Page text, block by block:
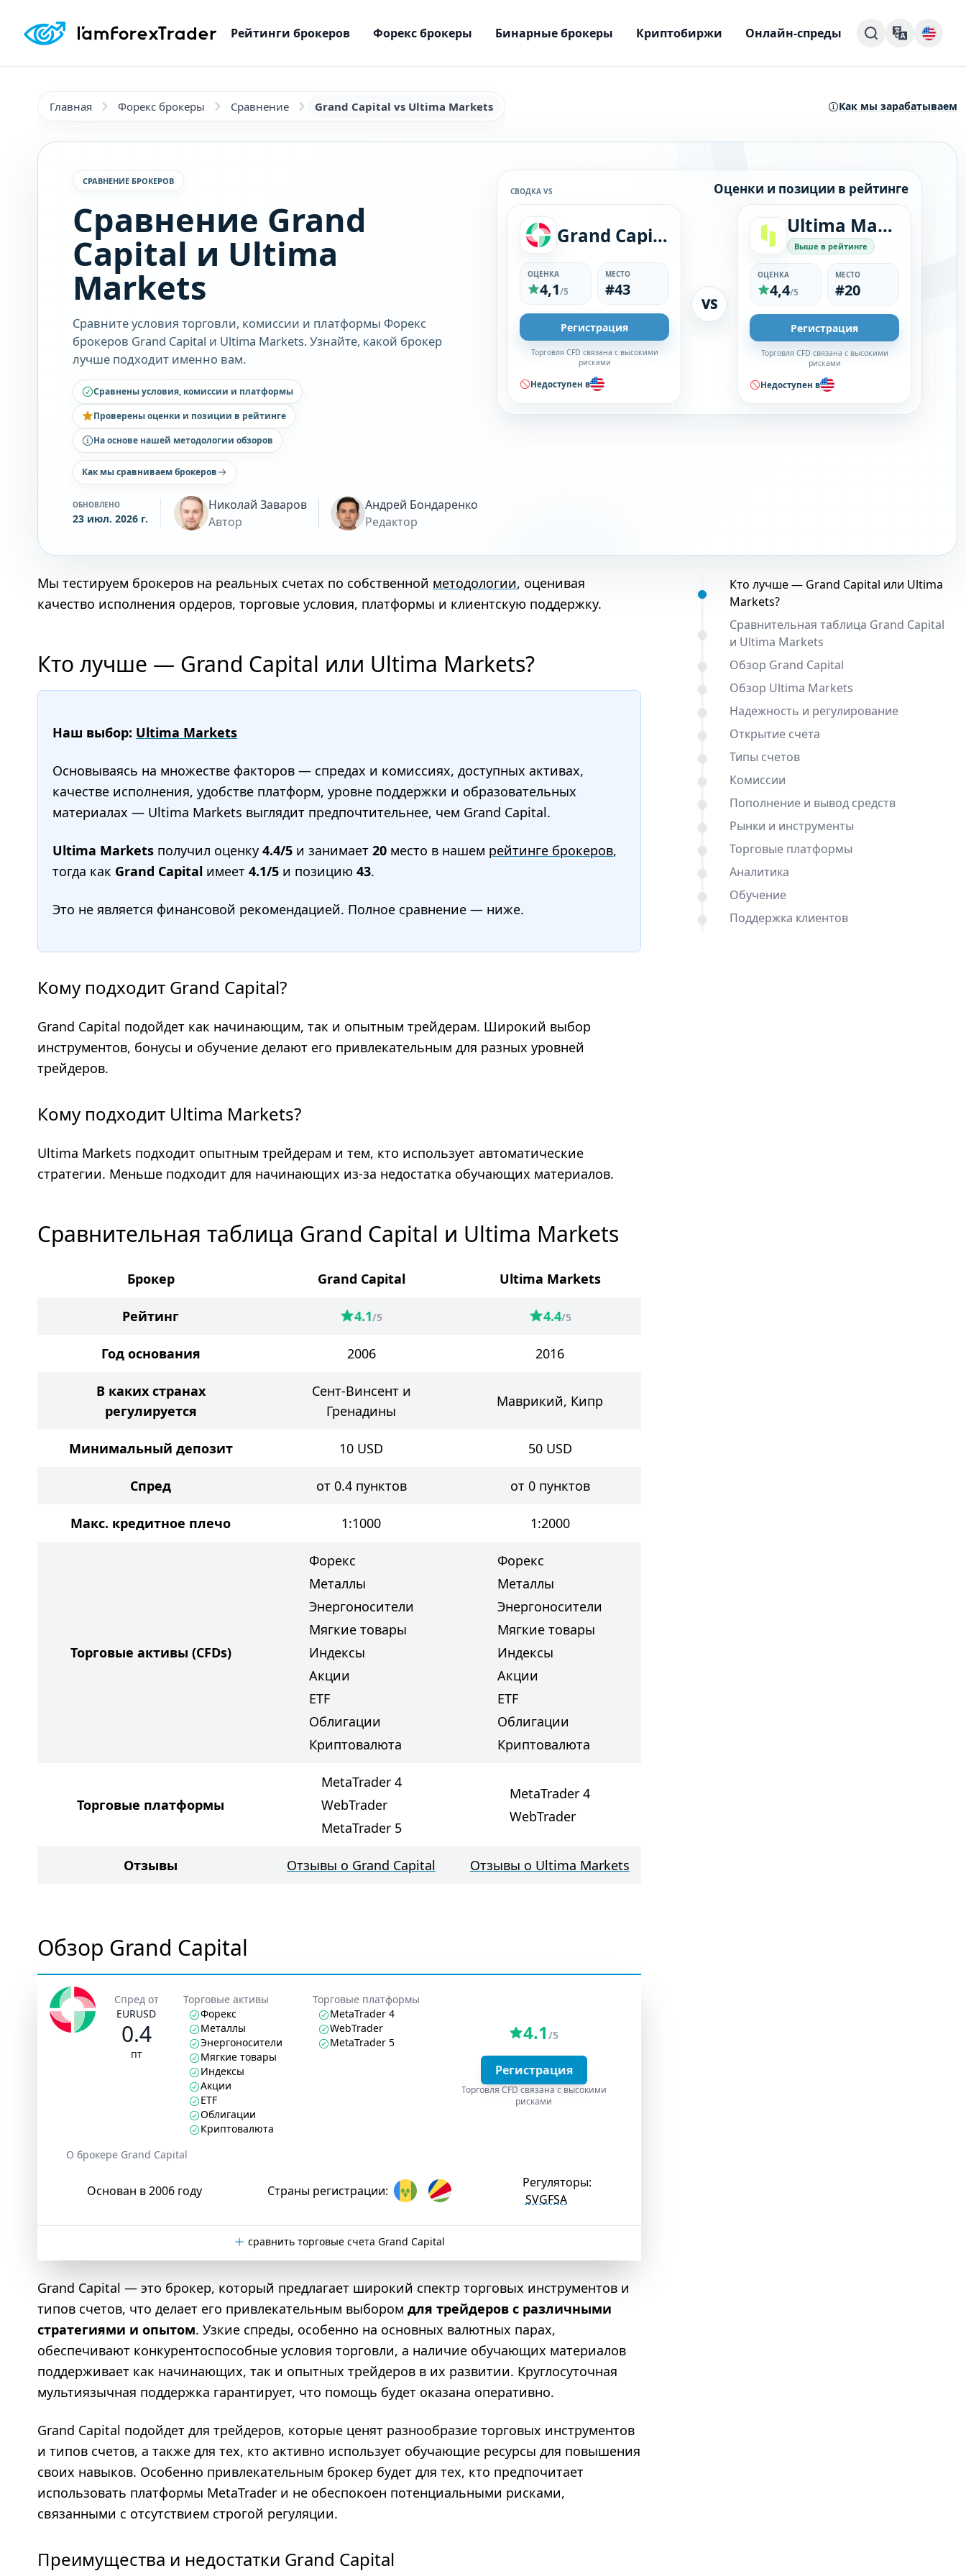
Рейтинги брокеров Форекс брокеры Бинарные брокеры Криптобиржи Онлайн-спреды
Главная Форекс брокеры Сравнение Grand Capital vs Ultima Markets Как мы зарабатываем
СРАВНЕНИЕ БРОКЕРОВ
Сравнение Grand
Capital и Ultima
Markets
Сравните условия торговли, комиссии и платформы Форекс
брокеров Grand Capital и Ultima Markets. Узнайте, какой брокер
лучше подходит именно вам.
СВОДКА VS Оценки и позиции в рейтинге
Grand Capital
ОЦЕНКА
4,1/5
МЕСТО
#43
Регистрация
Торговля CFD связана с высокими
рисками
Недоступен в
VS
Ultima Markets
Выше в рейтинге
ОЦЕНКА
4,4/5
МЕСТО
#20
Регистрация
Торговля CFD связана с высокими
рисками
Недоступен в
Сравнены условия, комиссии и платформы
Проверены оценки и позиции в рейтинге
На основе нашей методологии обзоров
Как мы сравниваем брокеров
ОБНОВЛЕНО
23 июл. 2026 г.
Николай Заваров
Автор
Андрей Бондаренко
Редактор
Кто лучше — Grand Capital или Ultima
Markets?
Сравнительная таблица Grand Capital
и Ultima Markets
Обзор Grand Capital
Обзор Ultima Markets
Надежность и регулирование
Открытие счёта
Типы счетов
Комиссии
Пополнение и вывод средств
Рынки и инструменты
Торговые платформы
Аналитика
Обучение
Поддержка клиентов
Мы тестируем брокеров на реальных счетах по собственной методологии, оценивая
качество исполнения ордеров, торговые условия, платформы и клиентскую поддержку.
Кто лучше — Grand Capital или Ultima Markets?
Наш выбор: Ultima Markets
Основываясь на множестве факторов — спредах и комиссиях, доступных активах,
качестве исполнения, удобстве платформ, уровне поддержки и образовательных
материалах — Ultima Markets выглядит предпочтительнее, чем Grand Capital.
Ultima Markets получил оценку 4.4/5 и занимает 20 место в нашем рейтинге брокеров,
тогда как Grand Capital имеет 4.1/5 и позицию 43.
Это не является финансовой рекомендацией. Полное сравнение — ниже.
Кому подходит Grand Capital?
Grand Capital подойдет как начинающим, так и опытным трейдерам. Широкий выбор
инструментов, бонусы и обучение делают его привлекательным для разных уровней
трейдеров.
Кому подходит Ultima Markets?
Ultima Markets подходит опытным трейдерам и тем, кто использует автоматические
стратегии. Меньше подходит для начинающих из-за недостатка обучающих материалов.
Сравнительная таблица Grand Capital и Ultima Markets
Брокер Grand Capital Ultima Markets
Рейтинг 4.1/5 4.4/5
Год основания 2006 2016
В каких странах
регулируется
Сент-Винсент и
Гренадины
Маврикий, Кипр
Минимальный депозит 10 USD 50 USD
Спред от 0.4 пунктов от 0 пунктов
Макс. кредитное плечо 1:1000 1:2000
Торговые активы (CFDs)
Форекс
Металлы
Энергоносители
Мягкие товары
Индексы
Акции
ETF
Облигации
Криптовалюта
Форекс
Металлы
Энергоносители
Мягкие товары
Индексы
Акции
ETF
Облигации
Криптовалюта
Торговые платформы
MetaTrader 4
WebTrader
MetaTrader 5
MetaTrader 4
WebTrader
Отзывы Отзывы о Grand Capital Отзывы о Ultima Markets
Обзор Grand Capital
Спред от
EURUSD
0.4
пт
Торговые активы
Форекс
Металлы
Энергоносители
Мягкие товары
Индексы
Акции
ETF
Облигации
Криптовалюта
Торговые платформы
MetaTrader 4
WebTrader
MetaTrader 5
4.1 /5
Регистрация
Торговля CFD связана с высокими
рисками
О брокере Grand Capital
Основан в 2006 году Страны регистрации:
Регуляторы:
SVGFSA
сравнить торговые счета Grand Capital
Grand Capital — это брокер, который предлагает широкий спектр торговых инструментов и
типов счетов, что делает его привлекательным выбором для трейдеров с различными
стратегиями и опытом. Узкие спреды, особенно на основных валютных парах,
обеспечивают конкурентоспособные условия торговли, а наличие обучающих материалов
поддерживает как начинающих, так и опытных трейдеров в их развитии. Круглосуточная
мультиязычная поддержка гарантирует, что помощь будет оказана оперативно.
Grand Capital подойдет для трейдеров, которые ценят разнообразие торговых инструментов
и типов счетов, а также для тех, кто активно использует обучающие ресурсы для повышения
своих навыков. Особенно привлекательным брокер будет для тех, кто предпочитает
использовать платформы MetaTrader и не обеспокоен потенциальными рисками,
связанными с отсутствием строгой регуляции.
Преимущества и недостатки Grand Capital